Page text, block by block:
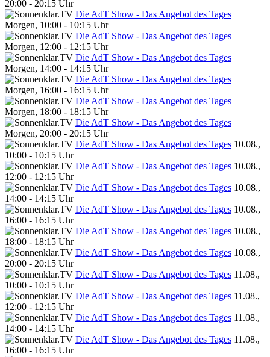
20:00 - 20:15 Uhr
Die AdT Show - Das Angebot des Tages
Morgen, 10:00 - 10:15 Uhr
Die AdT Show - Das Angebot des Tages
Morgen, 12:00 - 12:15 Uhr
Die AdT Show - Das Angebot des Tages
Morgen, 14:00 - 14:15 Uhr
Die AdT Show - Das Angebot des Tages
Morgen, 16:00 - 16:15 Uhr
Die AdT Show - Das Angebot des Tages
Morgen, 18:00 - 18:15 Uhr
Die AdT Show - Das Angebot des Tages
Morgen, 20:00 - 20:15 Uhr
Die AdT Show - Das Angebot des Tages 10.08.,
10:00 - 10:15 Uhr
Die AdT Show - Das Angebot des Tages 10.08.,
12:00 - 12:15 Uhr
Die AdT Show - Das Angebot des Tages 10.08.,
14:00 - 14:15 Uhr
Die AdT Show - Das Angebot des Tages 10.08.,
16:00 - 16:15 Uhr
Die AdT Show - Das Angebot des Tages 10.08.,
18:00 - 18:15 Uhr
Die AdT Show - Das Angebot des Tages 10.08.,
20:00 - 20:15 Uhr
Die AdT Show - Das Angebot des Tages 11.08.,
10:00 - 10:15 Uhr
Die AdT Show - Das Angebot des Tages 11.08.,
12:00 - 12:15 Uhr
Die AdT Show - Das Angebot des Tages 11.08.,
14:00 - 14:15 Uhr
Die AdT Show - Das Angebot des Tages 11.08.,
16:00 - 16:15 Uhr